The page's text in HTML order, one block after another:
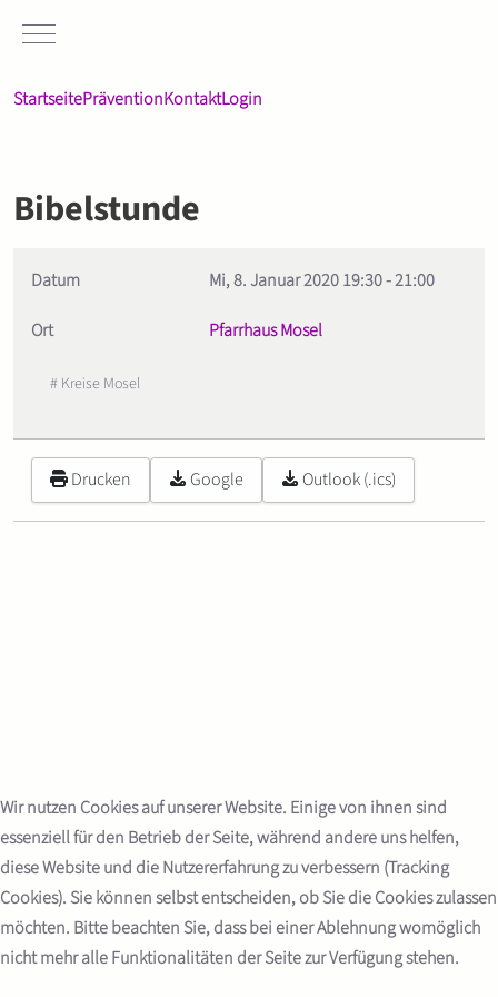
Mobile Menu Toggle
StartseitePräventionKontaktLogin
Bibelstunde
Datum Mi, 8. Januar 202019:30-21:00
Ort Pfarrhaus Mosel
# Kreise Mosel
Drucken Google Outlook (.ics)
Wir nutzen Cookies auf unserer Website. Einige von ihnen sind
essenziell für den Betrieb der Seite, während andere uns helfen,
diese Website und die Nutzererfahrung zu verbessern (Tracking
Cookies). Sie können selbst entscheiden, ob Sie die Cookies zulassen
möchten. Bitte beachten Sie, dass bei einer Ablehnung womöglich
nicht mehr alle Funktionalitäten der Seite zur Verfügung stehen.